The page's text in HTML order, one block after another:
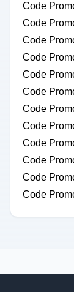
Code
Code
Code
Code
Code
Code
Code
Code
Code
Code
Code
Code